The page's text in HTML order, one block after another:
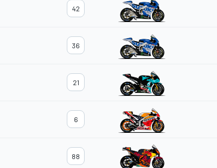
42
36
21
6
88